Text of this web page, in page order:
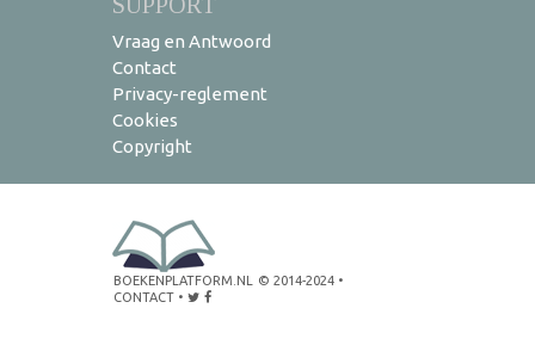
Vraag en Antwoord
Contact
Privacy-reglement
Cookies
Copyright
BOEKENPLATFORM.NL © 2014-2024 •
CONTACT •